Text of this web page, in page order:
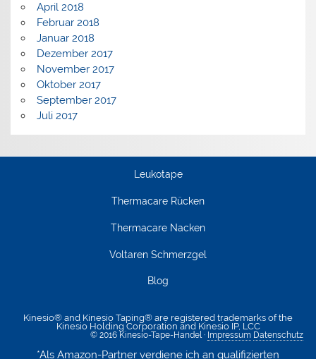
April 2018
Februar 2018
Januar 2018
Dezember 2017
November 2017
Oktober 2017
September 2017
Juli 2017
Leukotape
Thermacare Rücken
Thermacare Nacken
Voltaren Schmerzgel
Blog
Kinesio® and Kinesio Taping® are registered trademarks of the
Kinesio Holding Corporation and Kinesio IP, LCC
© 2016 Kinesio-Tape-Handel · Impressum Datenschutz
*Als Amazon-Partner verdiene ich an qualifizierten